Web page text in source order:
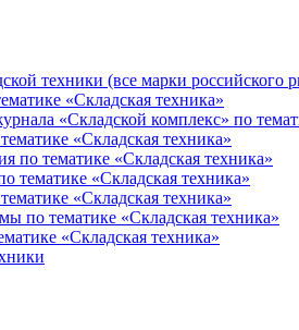
техники (все марки российского
«Складская техника»
«Складской комплекс» по
«Складская техника»
по тематике «Складская техника»
тематике «Складская техника»
«Складская техника»
по тематике «Складская техника»
«Складская техника»